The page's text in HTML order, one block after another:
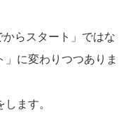
らスタート」ではな
」に変わりつつありま
ます。